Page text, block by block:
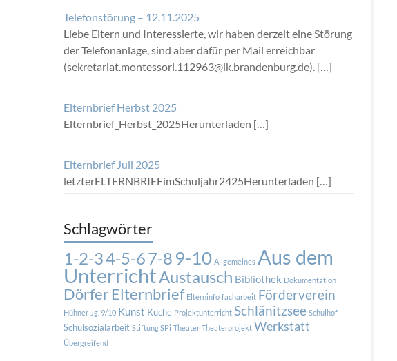
Telefonstörung – 12.11.2025
Liebe Eltern und Interessierte, wir haben derzeit eine Störung
der Telefonanlage, sind aber dafür per Mail erreichbar
(sekretariat.montessori.112963@lk.brandenburg.de). […]
Elternbrief Herbst 2025
Elternbrief_Herbst_2025Herunterladen […]
Elternbrief Juli 2025
letzterELTERNBRIEFimSchuljahr2425Herunterladen […]
Schlagwörter
1-2-34-5-67-8 9-10 Allgemeines Aus dem
UnterrichtAustausch Bibliothek Dokumentation
DörferElternbrief Elterninfo facharbeit Förderverein
Hühner Jg. 9/10 Kunst Küche Projektunterricht Schlänitzsee Schulhof
Schulsozialarbeit Stiftung SPi Theater Theaterprojekt Werkstatt
Übergreifend